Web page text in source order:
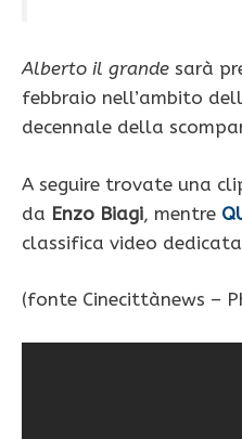
Alberto il grande sarà
febbraio nell’ambito
decennale della
A seguire trovate una
da Enzo Biagi, mentre
classifica video
(fonte Cinecittànews –